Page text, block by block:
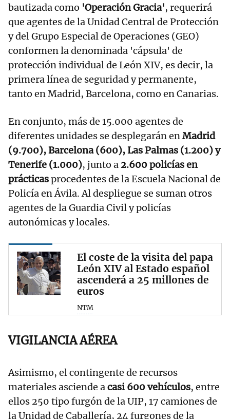
bautizada como 'Operación Gracia', requerirá
que agentes de la Unidad Central de Protección
y del Grupo Especial de Operaciones (GEO)
conformen la denominada 'cápsula' de
protección individual de León XIV, es decir, la
primera línea de seguridad y permanente,
tanto en Madrid, Barcelona, como en Canarias.
En conjunto, más de 15.000 agentes de
diferentes unidades se desplegarán enMadrid
(9.700), Barcelona (600), Las Palmas (1.200) y
Tenerife (1.000), junto a 2.600 policías en
prácticasprocedentes de la Escuela Nacional de
Policía en Ávila. Al despliegue se suman otros
agentes de la Guardia Civil y policías
autonómicas y locales.
El coste de la visita del papa
León XIV al Estado español
ascenderá a 25 millones de
euros
NTM
VIGILANCIA AÉREA
Asimismo, el contingente de recursos
materiales asciende acasi 600 vehículos, entre
ellos 250 tipo furgón de la UIP, 17 camiones de
la Unidad de Caballería, 24 furgones de la